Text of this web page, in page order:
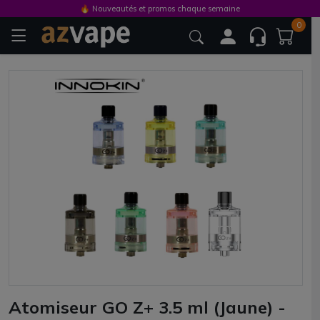
0
Atomiseur GO Z+ 3.5 ml (Jaune) -
🔥 Nouveautés et promos chaque semaine